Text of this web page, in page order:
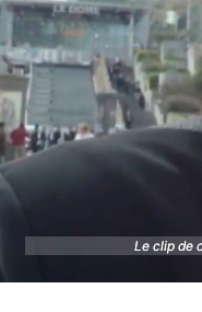
Le clip de
Le clip de